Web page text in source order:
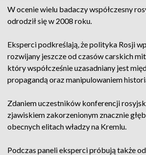
W ocenie wielu badaczy współczesny
odrodził się w 2008 roku.
Eksperci podkreślają, że polityka Rosji
rozwijany jeszcze od czasów carskich mit
który współcześnie uzasadniany jest
propagandą oraz manipulowaniem
Zdaniem uczestników konferencji
zjawiskiem zakorzenionym znacznie
obecnych elitach władzy na Kremlu.
Podczas paneli eksperci próbują także